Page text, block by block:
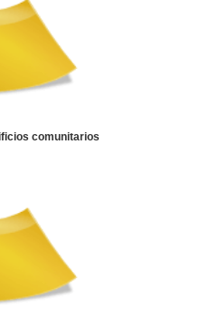
comunitarios